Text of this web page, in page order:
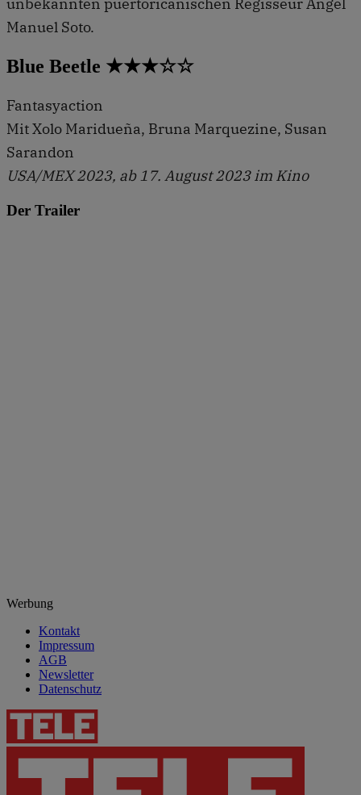
Manuel Soto.
Blue Beetle ★★★☆☆
Fantasyaction
Mit Xolo Maridueña, Bruna Marquezine, Susan
Sarandon
USA/MEX 2023, ab 17. August 2023 im Kino
Der Trailer
Werbung
Kontakt
Impressum
AGB
Newsletter
Datenschutz